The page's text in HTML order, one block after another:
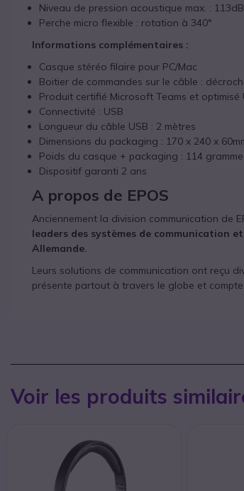
Niveau de pression acoustique max. : 113dB
Perche micro flexible : rotation à 340°
Informations complémentaires :
Casque stéréo filaire pour PC/Mac
Boitier de commandes sur le câble :
Produit certifié Microsoft Teams et optimisé
Connectivité : USB
Longueur du câble USB : 2 mètres
Dimensions du packaging : 170 x 240 x
Poids du casque + packaging : 114
Dispositif garanti 2 ans
A propos de EPOS
Anciennement la division communication de
leaders des systèmes de communication
Allemande.
Leurs solutions de communication ont reçu
présente partout à travers le globe et
Voir les produits